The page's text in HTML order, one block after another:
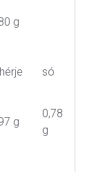
g
só
g
0,78
g